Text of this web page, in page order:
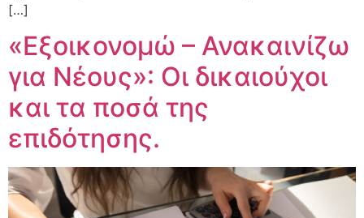
[…]
«Εξοικονομώ – Ανακαινίζω
για Νέους»: Οι δικαιούχοι
και τα ποσά της
επιδότησης.